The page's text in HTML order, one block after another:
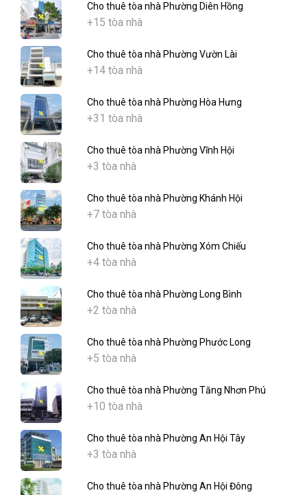
Cho thuê tòa nhà Phường Diên Hồng
+15 tòa nhà
Cho thuê tòa nhà Phường Vườn Lài
+14 tòa nhà
Cho thuê tòa nhà Phường Hòa Hưng
+31 tòa nhà
Cho thuê tòa nhà Phường Vĩnh Hội
+3 tòa nhà
Cho thuê tòa nhà Phường Khánh Hội
+7 tòa nhà
Cho thuê tòa nhà Phường Xóm Chiếu
+4 tòa nhà
Cho thuê tòa nhà Phường Long Bình
+2 tòa nhà
Cho thuê tòa nhà Phường Phước Long
+5 tòa nhà
Cho thuê tòa nhà Phường Tăng Nhơn Phú
+10 tòa nhà
Cho thuê tòa nhà Phường An Hội Tây
+3 tòa nhà
Cho thuê tòa nhà Phường An Hội Đông